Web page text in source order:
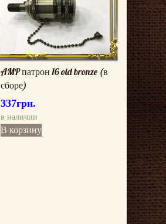
AMP патрон 16 old bronze (в
сборе)
337грн.
в наличии
В корзину